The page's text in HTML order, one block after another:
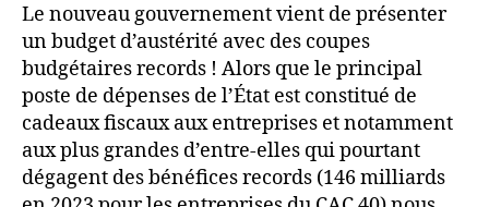
Le nouveau gouvernement vient de présenter
un budget d’austérité avec des coupes
budgétaires records ! Alors que le principal
poste de dépenses de l’État est constitué de
cadeaux fiscaux aux entreprises et notamment
aux plus grandes d’entre-elles qui pourtant
dégagent des bénéfices records (146 milliards